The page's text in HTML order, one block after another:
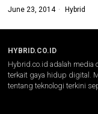
June 23, 2014 Hybrid
HYBRID.CO.ID
Hybrid.co.id adalah media
terkait gaya hidup digital.
tentang teknologi terkini